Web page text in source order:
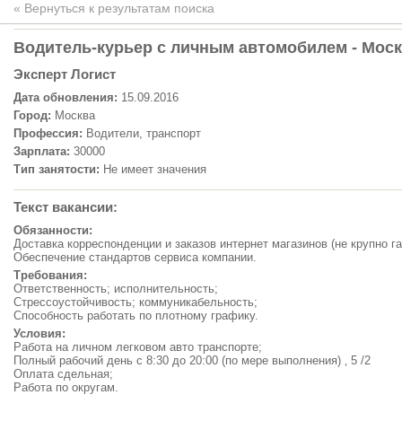
« Вернуться к результатам поиска
Водитель-курьер с личным автомобилем -
Эксперт Логист
Дата обновления: 15.09.2016
Город: Москва
Профессия: Водители, транспорт
Зарплата: 30000
Тип занятости: Не имеет значения
Текст вакансии:
Обязанности:
Доставка корреспонденции и заказов интернет магазинов (не крупно
Обеспечение стандартов сервиса компании.
Требования:
Ответственность; исполнительность;
Стрессоустойчивость; коммуникабельность;
Способность работать по плотному графику.
Условия:
Работа на личном легковом авто транспорте;
Полный рабочий день с 8:30 до 20:00 (по мере выполнения) ‚ 5 /2
Оплата сдельная;
Работа по округам.